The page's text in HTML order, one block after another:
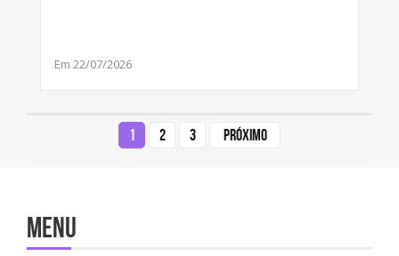
Em 22/07/2026
1 2 3 Próximo
Menu